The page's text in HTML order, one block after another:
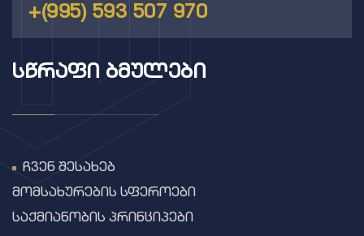
+(995) 593 507 970
ᲡᲬᲠᲐᲤᲘ ᲑᲛᲣᲚᲔᲑᲘ
ჩვენ შესახებ
მომსახურების სფეროები
საქმიანობის პრინციპები